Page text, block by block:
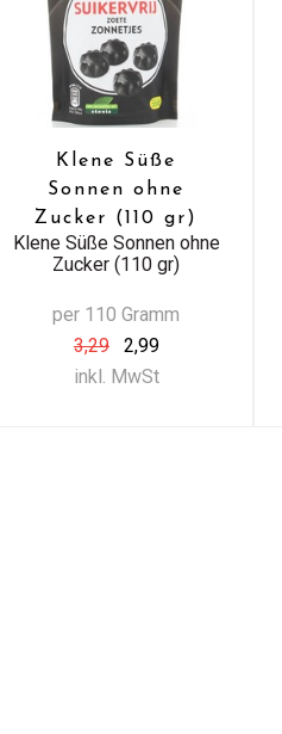
Klene Süße
Sonnen ohne
Zucker (110 gr)
Klene Süße Sonnen ohne
Zucker (110 gr)
per 110 Gramm
3,29
2,99
inkl. MwSt